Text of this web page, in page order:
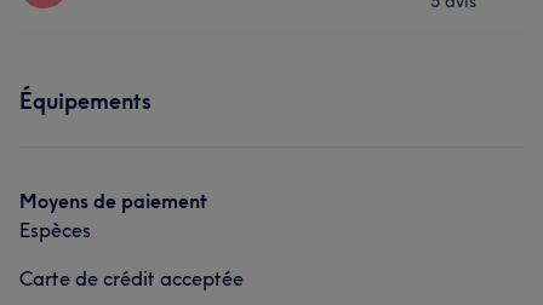
Équipements
Moyens de paiement
Espèces
Carte de crédit acceptée